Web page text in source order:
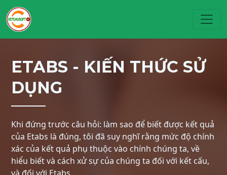
ETABS - KIẾN THỨC SỬ
DỤNG
Khi đứng trước câu hỏi: làm sao để biết được kết quả
của Etabs là đúng, tôi đã suy nghĩ rằng mức độ chính
xác của kết quả phụ thuộc vào chính chúng ta, về
hiểu biết và cách xử sự của chúng ta đối với kết cấu,